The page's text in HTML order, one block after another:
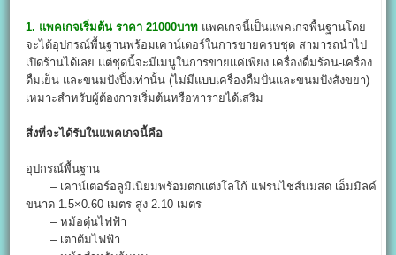
1. แพคเกจเริ่มต้น ราคา 21000บาท แพคเกจนี้เป็นแพคเกจพื้นฐานโดย
จะได้อุปกรณ์พื้นฐานพร้อมเคาน์เตอร์ในการขายครบชุด สามารถนำไป
เปิดร้านได้เลย แต่ชุดนี้จะมีเมนูในการขายแค่เพียง เครื่องดื่มร้อน-เครื่อง
ดื่มเย็น และขนมปังปิ้งเท่านั้น (ไม่มีแบบเครื่องดื่มปั่นและขนมปังสังขยา)
เหมาะสำหรับผู้ต้องการเริ่มต้นหรือหารายได้เสริม
สิ่งที่จะได้รับในแพคเกจนี้คือ
อุปกรณ์พื้นฐาน
– เคาน์เตอร์อลูมิเนียมพร้อมตกแต่งโลโก้ แฟรนไชส์นมสด เอ็มมิลค์
ขนาด 1.5×0.60 เมตร สูง 2.10 เมตร
– หม้อตุ๋นไฟฟ้า
– เตาต้มไฟฟ้า